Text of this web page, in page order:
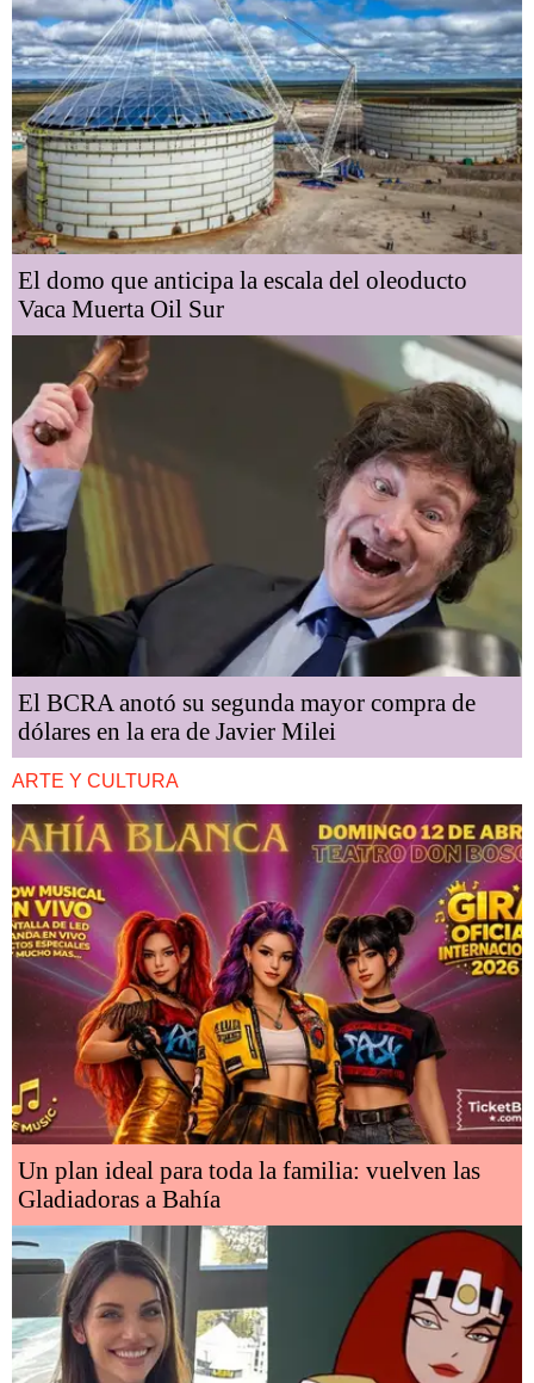
El domo que anticipa la escala del oleoducto
Vaca Muerta Oil Sur
El BCRA anotó su segunda mayor compra de
dólares en la era de Javier Milei
ARTE Y CULTURA
Un plan ideal para toda la familia: vuelven las
Gladiadoras a Bahía